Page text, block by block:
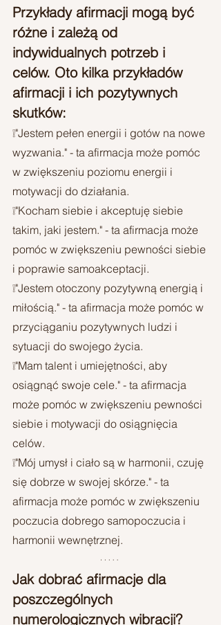
Przykłady afirmacji mogą być
różne i zależą od
indywidualnych potrzeb i
celów. Oto kilka przykładów
afirmacji i ich pozytywnych
skutków:
❕"Jestem pełen energii i gotów na nowe
wyzwania." - ta afirmacja może pomóc
w zwiększeniu poziomu energii i
motywacji do działania.
❕"Kocham siebie i akceptuję siebie
takim, jaki jestem." - ta afirmacja może
pomóc w zwiększeniu pewności siebie
i poprawie samoakceptacji.
❕"Jestem otoczony pozytywną energią i
miłością." - ta afirmacja może pomóc w
przyciąganiu pozytywnych ludzi i
sytuacji do swojego życia.
❕"Mam talent i umiejętności, aby
osiągnąć swoje cele." - ta afirmacja
może pomóc w zwiększeniu pewności
siebie i motywacji do osiągnięcia
celów.
❕"Mój umysł i ciało są w harmonii, czuję
się dobrze w swojej skórze." - ta
afirmacja może pomóc w zwiększeniu
poczucia dobrego samopoczucia i
harmonii wewnętrznej.
Jak dobrać afirmacje dla
poszczególnych
numerologicznych wibracji?